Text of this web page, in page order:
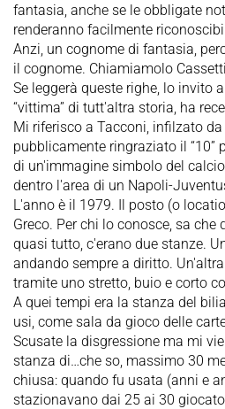
fantasia, anche se le obbligate
renderanno facilmente
Anzi, un cognome di fantasia,
il cognome. Chiamiamolo
Se leggerà queste righe, lo invito
“vittima” di tutt'altra storia, ha
Mi riferisco a Tacconi, infilzato
pubblicamente ringraziato il “10”
di un'immagine simbolo del
dentro l'area di un Napoli-
L'anno è il 1979. Il posto (o
Greco. Per chi lo conosce, sa che
quasi tutto, c'erano due stanze.
andando sempre a diritto.
tramite uno stretto, buio e corto
A quei tempi era la stanza del
usi, come sala da gioco delle
Scusate la disgressione ma mi
stanza di…che so, massimo 30
chiusa: quando fu usata (anni e
stazionavano dai 25 ai 30